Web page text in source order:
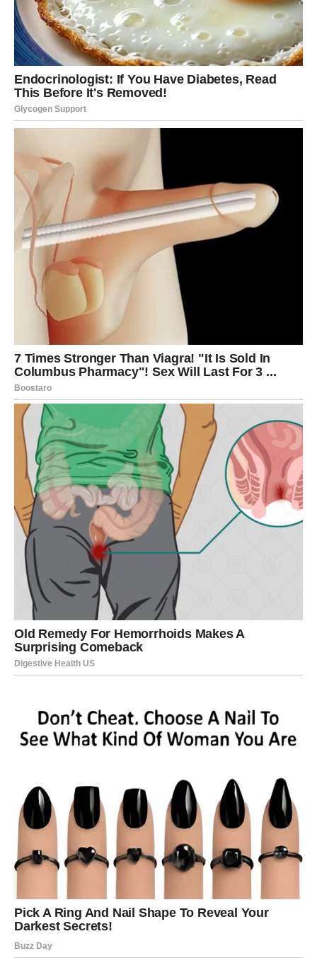
Februar vas uči da pustite strah i otvorite srce. Ono što
ćete pamtiti jeste osećaj sigurnosti i topline – kao da vas
univerzum konačno drži za ruku. Ovo je mesec kada Bik
shvata da je vredelo izdržati sve.
ŠKORPIJA – ISTINA KOJA
MENJA SVE
Za Škorpije, februar je mesec istine. Ne možete više da
bežite od onoga što osećate, niti da ignorišete znakove
koje vam život šalje. Ovo je period kada se maske skidaju
– vaše, ali i tuđe.
Jedan emotivni događaj ostaje vam duboko urezan u
pamćenje. Može biti velika ljubav, konačan raskid ili istina
koju ste dugo naslućivali. Iako možda neće biti lako, ovaj
februar vam donosi oslobađanje. Shvatate ko ste, šta
želite i koga više ne možete nositi sa sobom.
Škorpije će pamtiti februar po unutrašnjoj transformaciji.
Vi više niste ista osoba kao pre. Ovo je mesec kada se
rađa nova snaga, nova verzija vas – mirnija, mudrija i
svesnija svoje vrednosti.
LAV – POVRATAK
SAMOPOUZDANJA I VELIKI
TRENUTAK
Lavovi u februaru ulaze u fazu u kojoj se sve okreće u
njihovu korist. Posle perioda sumnje, umora i osećaja da
niste viđeni onako kako zaslužujete, dolazi trenutak koji
vas podseća ko ste.
možda ljubavni trijumf ili jednostavno osećaj da ponovo
stojite čvrsto na svojim nogama. Ono što se dešava ostaje
Lav pamti ovaj mesec po osećaju ponosa i radosti.
Shvatate da ste preživeli mnogo više nego što mislite – i
da sada dolazi vaš trenutak da zablistate.
RIBE – EMOCIJE KOJE SE NE
ZABORAVLJAJU